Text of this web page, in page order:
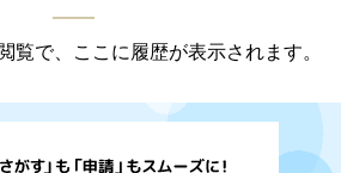
覧で、ここに履歴が表示されます。